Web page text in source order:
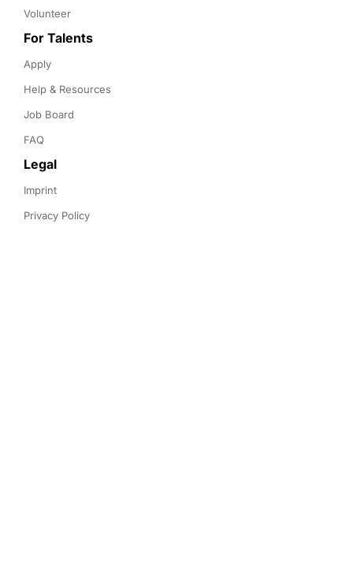
Volunteer
For Talents
Apply
Help & Resources
Job Board
FAQ
Legal
Imprint
Privacy Policy